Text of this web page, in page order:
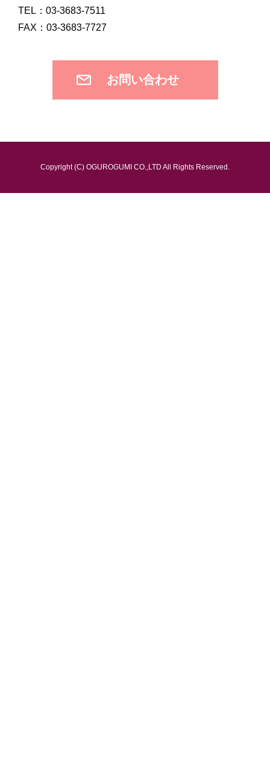
TEL：03-3683-7511
FAX：03-3683-7727
お問い合わせ
Copyright (C) OGUROGUMI CO.,LTD All Rights Reserved.